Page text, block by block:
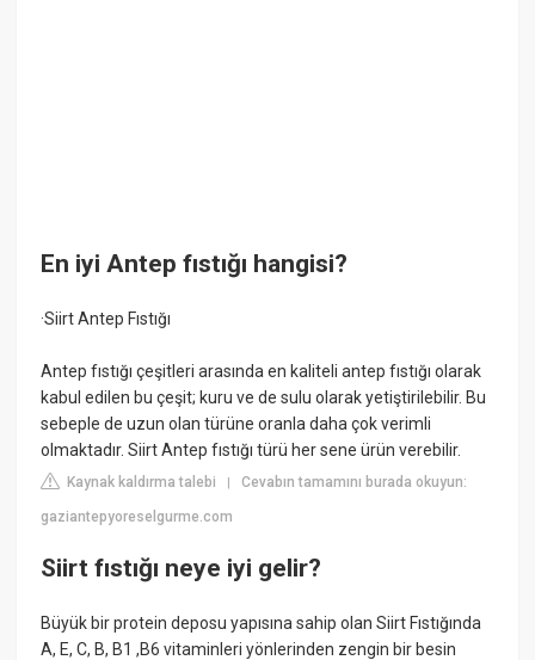
En iyi Antep fıstığı hangisi?
·Siirt Antep Fıstığı
Antep fıstığı çeşitleri arasında en kaliteli antep fıstığı olarak
kabul edilen bu çeşit; kuru ve de sulu olarak yetiştirilebilir. Bu
sebeple de uzun olan türüne oranla daha çok verimli
olmaktadır. Siirt Antep fıstığı türü her sene ürün verebilir.
Kaynak kaldırma talebi |Cevabın tamamını burada okuyun:
gaziantepyoreselgurme.com
Siirt fıstığı neye iyi gelir?
Büyük bir protein deposu yapısına sahip olan Siirt Fıstığında
A, E, C, B, B1 ,B6 vitaminleri yönlerinden zengin bir besin